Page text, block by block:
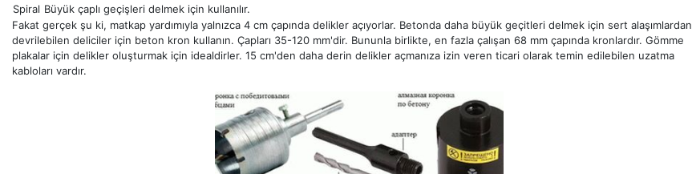
Spiral Büyük çaplı geçişleri delmek için kullanılır.
Fakat gerçek şu ki, matkap yardımıyla yalnızca 4 cm çapında delikler açıyorlar. Betonda daha büyük geçitleri delmek için sert alaşımlardan
devrilebilen deliciler için beton kron kullanın. Çapları 35-120 mm'dir. Bununla birlikte, en fazla çalışan 68 mm çapında kronlardır. Gömme
plakalar için delikler oluşturmak için idealdirler. 15 cm'den daha derin delikler açmanıza izin veren ticari olarak temin edilebilen uzatma
kabloları vardır.